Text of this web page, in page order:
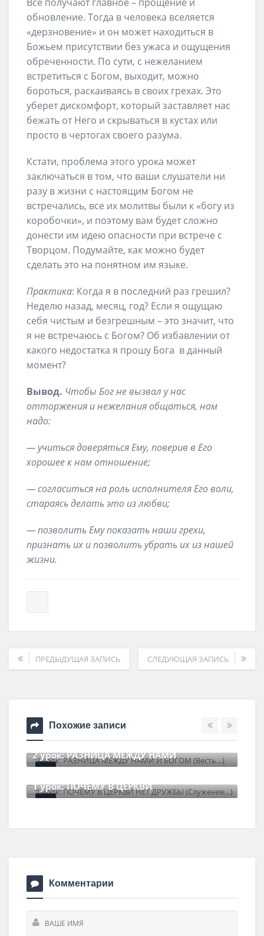
обновление. Тогда в человека вселяется
«дерзновение» и он может находиться в
Божьем присутствии без ужаса и ощущения
обреченности. По сути, с нежеланием
встретиться с Богом, выходит, можно
бороться, раскаиваясь в своих грехах. Это
уберет дискомфорт, который заставляет нас
бежать от Него и скрываться в кустах или
просто в чертогах своего разума.
Кстати, проблема этого урока может
заключаться в том, что ваши слушатели ни
разу в жизни с настоящим Богом не
встречались, все их молитвы были к «богу из
коробочки», и поэтому вам будет сложно
донести им идею опасности при встрече с
Творцом. Подумайте, как можно будет
сделать это на понятном им языке.
Практика: Когда я в последний раз грешил?
Неделю назад, месяц, год? Если я ощущаю
себя чистым и безгрешным – это значит, что
я не встречаюсь с Богом? Об избавлении от
какого недостатка я прошу Бога в данный
момент?
Вывод. Чтобы Бог не вызвал у нас
отторжения и нежелания общаться, нам
надо:
— учиться доверяться Ему, поверив в Его
хорошее к нам отношение;
— согласиться на роль исполнителя Его воли,
стараясь делать это из любви;
— позволить Ему показать наши грехи,
признать их и позволить убрать их из нашей
жизни.
ПРЕДЫДУЩАЯ ЗАПИСЬ СЛЕДУЮЩАЯ ЗАПИСЬ
Похожие записи
13урок: ЗАЧЕМ ПРИХОДИТЬ К БОГУ?
Комментарии